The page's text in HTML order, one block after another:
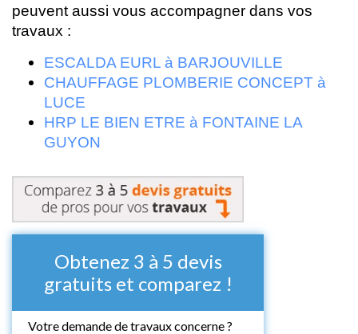
peuvent aussi vous accompagner dans vos
travaux :
ESCALDA EURL à BARJOUVILLE
CHAUFFAGE PLOMBERIE CONCEPT à
LUCE
HRP LE BIEN ETRE à FONTAINE LA
GUYON
Obtenez 3 à 5 devis
gratuits et comparez !
Votre demande de travaux concerne ?